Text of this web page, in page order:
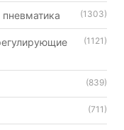
(1303)
(1121)
(839)
(711)